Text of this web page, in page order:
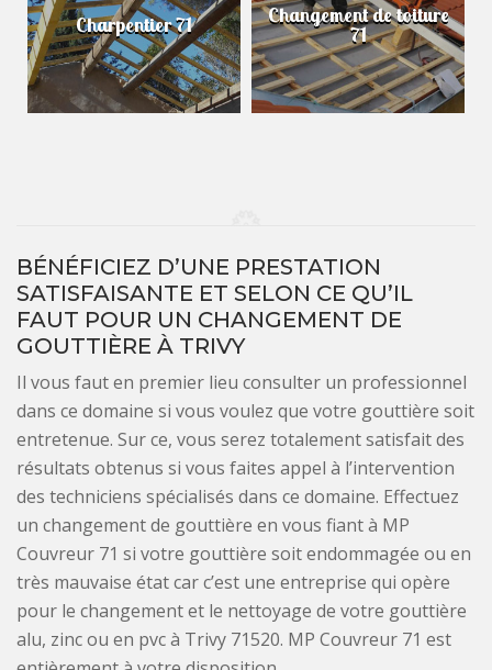
Charpentier 71 Changement de toiture
71
BÉNÉFICIEZ D’UNE PRESTATION
SATISFAISANTE ET SELON CE QU’IL
FAUT POUR UN CHANGEMENT DE
GOUTTIÈRE À TRIVY
Il vous faut en premier lieu consulter un professionnel
dans ce domaine si vous voulez que votre gouttière soit
entretenue. Sur ce, vous serez totalement satisfait des
résultats obtenus si vous faites appel à l’intervention
des techniciens spécialisés dans ce domaine. Effectuez
un changement de gouttière en vous fiant à MP
Couvreur 71 si votre gouttière soit endommagée ou en
très mauvaise état car c’est une entreprise qui opère
pour le changement et le nettoyage de votre gouttière
alu, zinc ou en pvc à Trivy 71520. MP Couvreur 71 est